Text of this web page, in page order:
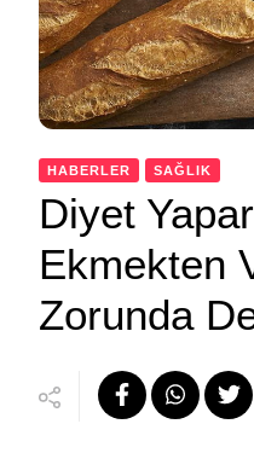
HABERLER SAĞLIK
Diyet
Ekmekten
Zorunda